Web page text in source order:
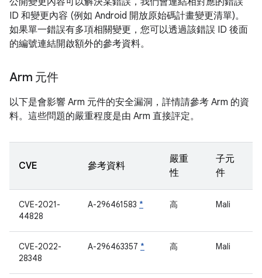
ID 和變更內容 (例如 Android 開放原始碼計畫變更清單)。
如果單一錯誤有多項相關變更，您可以透過該錯誤 ID 後面
的編號連結開啟額外的參考資料。
Arm 元件
以下是會影響 Arm 元件的安全漏洞，詳情請參考 Arm 的資
料。這些問題的嚴重程度是由 Arm 直接評定。
CVE 參考資料
嚴重
性
子元
件
CVE-2021-
44828
A-296461583 * 高 Mali
CVE-2022-
28348
A-296463357 * 高 Mali